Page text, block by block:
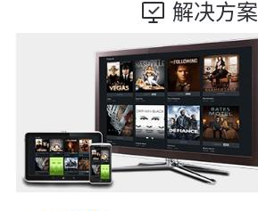
解决方案